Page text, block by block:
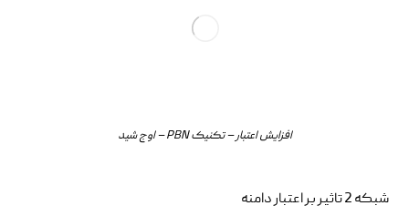
افزایش اعتبار – تکنیک PBN – اوج شید
شبکه 2 تاثیر بر اعتبار دامنه